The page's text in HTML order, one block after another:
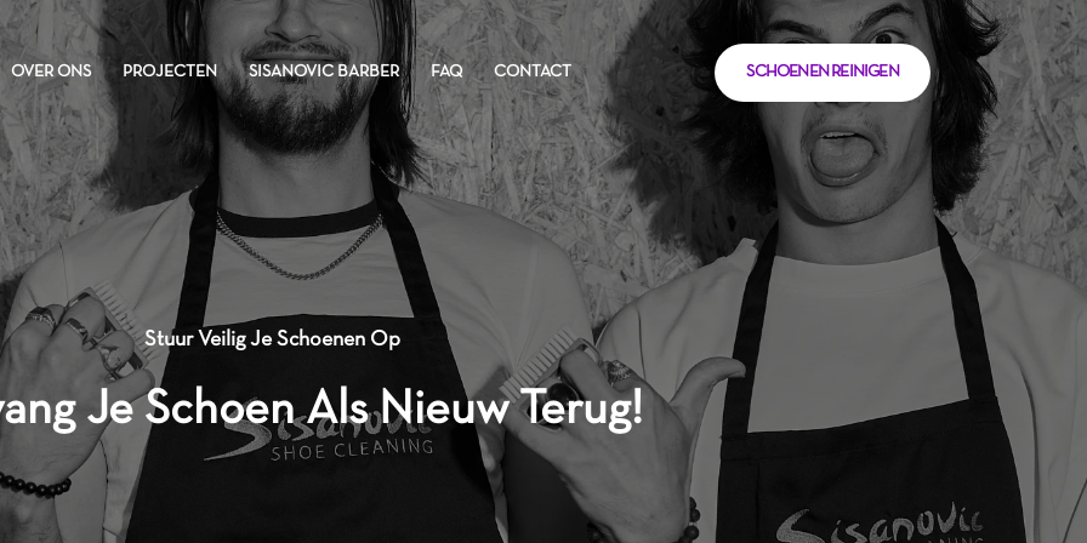
OVER ONS PROJECTEN SISANOVIC BARBER FAQ CONTACT SCHOENEN REINIGEN
OVER ONS PROJECTEN SISANOVIC BARBER FAQ CONTACT SCHOENEN REINIGEN
Stuur Veilig Je Schoenen Op
Je Schoen Als Nieuw Terug!